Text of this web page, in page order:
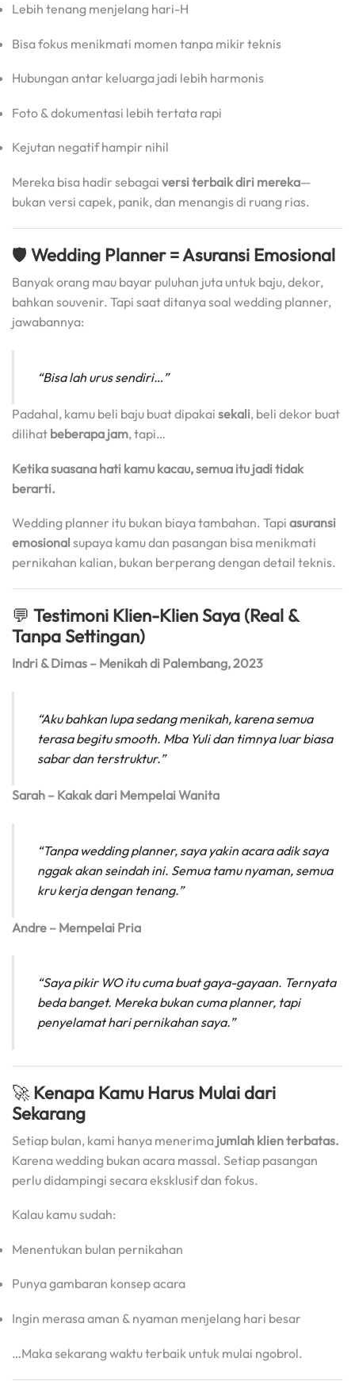
Lebih tenang menjelang hari-H
Bisa fokus menikmati momen tanpa mikir teknis
Hubungan antar keluarga jadi lebih harmonis
Foto & dokumentasi lebih tertata rapi
Kejutan negatif hampir nihil
Mereka bisa hadir sebagai versi terbaik diri mereka—
bukan versi capek, panik, dan menangis di ruang rias.
🛡️ Wedding Planner = Asuransi Emosional
Banyak orang mau bayar puluhan juta untuk baju, dekor,
bahkan souvenir. Tapi saat ditanya soal wedding planner,
jawabannya:
“Bisa lah urus sendiri…”
Padahal, kamu beli baju buat dipakai sekali, beli dekor buat
dilihat beberapa jam, tapi…
Ketika suasana hati kamu kacau, semua itu jadi tidak
berarti.
Wedding planner itu bukan biaya tambahan. Tapi asuransi
emosional supaya kamu dan pasangan bisa menikmati
pernikahan kalian, bukan berperang dengan detail teknis.
💬 Testimoni Klien-Klien Saya (Real &
Tanpa Settingan)
Indri & Dimas – Menikah di Palembang, 2023
“Aku bahkan lupa sedang menikah, karena semua
terasa begitu smooth. Mba Yuli dan timnya luar biasa
sabar dan terstruktur.”
Sarah – Kakak dari Mempelai Wanita
“Tanpa wedding planner, saya yakin acara adik saya
nggak akan seindah ini. Semua tamu nyaman, semua
kru kerja dengan tenang.”
Andre – Mempelai Pria
“Saya pikir WO itu cuma buat gaya-gayaan. Ternyata
beda banget. Mereka bukan cuma planner, tapi
penyelamat hari pernikahan saya.”
🚀Kenapa Kamu Harus Mulai dari
Sekarang
Setiap bulan, kami hanya menerima jumlah klien terbatas.
Karena wedding bukan acara massal. Setiap pasangan
perlu didampingi secara eksklusif dan fokus.
Kalau kamu sudah:
Menentukan bulan pernikahan
Punya gambaran konsep acara
Ingin merasa aman & nyaman menjelang hari besar
…Maka sekarang waktu terbaik untuk mulai ngobrol.